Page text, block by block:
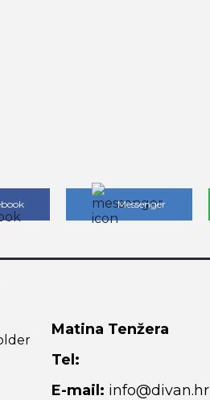
Messenger
Matina Tenžera
Tel:
E-mail: info@divan.hr